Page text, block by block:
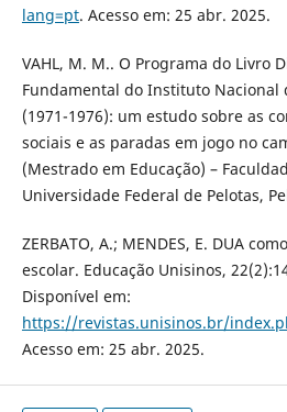
lang=pt. Acesso em: 25 abr. 2025.
VAHL, M. M.. O Programa do Livro
Fundamental do Instituto Nacional
(1971-1976): um estudo sobre as
sociais e as paradas em jogo no
(Mestrado em Educação) –
Universidade Federal de Pelotas,
ZERBATO, A.; MENDES, E. DUA
escolar. Educação Unisinos,
Disponível em:
https://revistas.unisinos.br/
Acesso em: 25 abr. 2025.